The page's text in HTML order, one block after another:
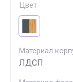
Цвет
Материал
ЛДСП